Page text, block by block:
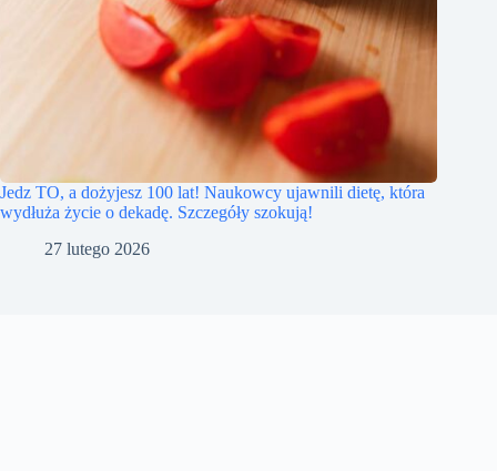
Jedz TO, a dożyjesz 100 lat! Naukowcy ujawnili dietę, która
wydłuża życie o dekadę. Szczegóły szokują!
27 lutego 2026